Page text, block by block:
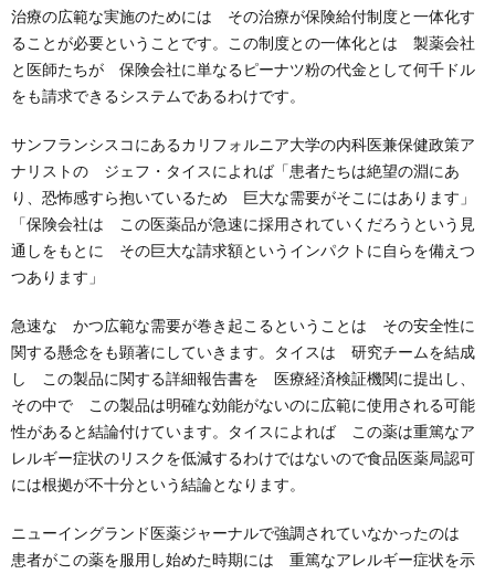
治療の広範な実施のためには その治療が保険給付制度と一体化す
ることが必要ということです。この制度との一体化とは 製薬会社
と医師たちが 保険会社に単なるピーナツ粉の代金として何千ドル
をも請求できるシステムであるわけです。
サンフランシスコにあるカリフォルニア大学の内科医兼保健政策ア
ナリストの ジェフ・タイスによれば「患者たちは絶望の淵にあ
り、恐怖感すら抱いているため 巨大な需要がそこにはあります」
「保険会社は この医薬品が急速に採用されていくだろうという見
通しをもとに その巨大な請求額というインパクトに自らを備えつ
つあります」
急速な かつ広範な需要が巻き起こるということは その安全性に
関する懸念をも顕著にしていきます。タイスは 研究チームを結成
し この製品に関する詳細報告書を 医療経済検証機関に提出し、
その中で この製品は明確な効能がないのに広範に使用される可能
性があると結論付けています。タイスによれば この薬は重篤なア
レルギー症状のリスクを低減するわけではないので食品医薬局認可
には根拠が不十分という結論となります。
ニューイングランド医薬ジャーナルで強調されていなかったのは
患者がこの薬を服用し始めた時期には 重篤なアレルギー症状を示